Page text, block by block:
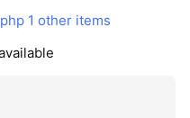
1 other items